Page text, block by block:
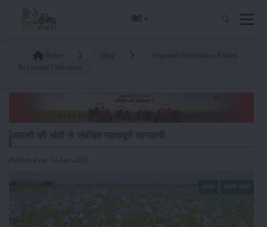
हिंदी
Published on: 14-Dec-2023